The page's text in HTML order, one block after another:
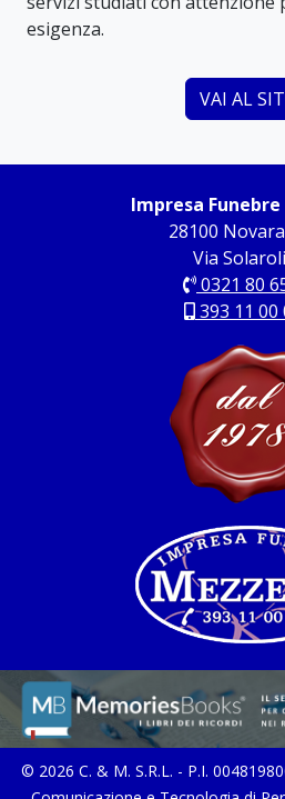
esigenza.
VAI AL
Impresa
28100
Via
0321 80
393 11 00
© 2026 C. & M. S.R.L. - P.I.